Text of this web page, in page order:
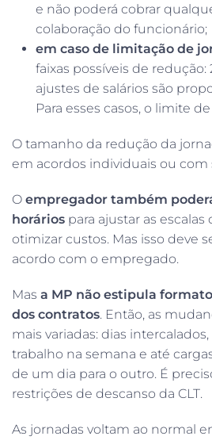
e não poderá cobrar
colaboração do funcionário;
em caso de limitação de
faixas possíveis de redução:
ajustes de salários são
Para esses casos, o limite
O tamanho da redução da
em acordos individuais ou com
O empregador também
horários para ajustar as
otimizar custos. Mas isso deve
acordo com o empregado.
Mas a MP não estipula
dos contratos. Então, as
mais variadas: dias
trabalho na semana e até
de um dia para o outro. É
restrições de descanso da CLT.
As jornadas voltam ao normal